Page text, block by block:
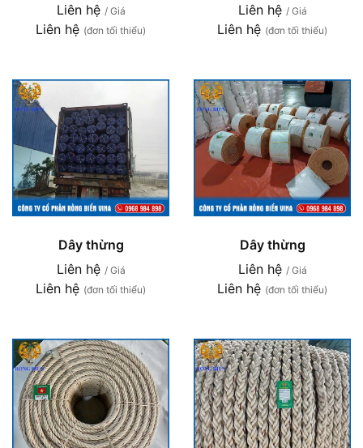
Liên hệ / Giá
Liên hệ (đơn tối thiểu)
Liên hệ / Giá
Liên hệ (đơn tối thiểu)
Dây thừng
Liên hệ / Giá
Liên hệ (đơn tối thiểu)
Dây thừng
Liên hệ / Giá
Liên hệ (đơn tối thiểu)